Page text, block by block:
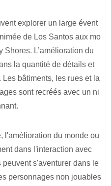
explorer un large évent
de Los Santos aux mo
L’amélioration du
la quantité de détails et
Les bâtiments, les rues et la
sont recréés avec un ni
l'amélioration du monde ou
dans l'interaction avec
peuvent s'aventurer dans le
personnages non jouables